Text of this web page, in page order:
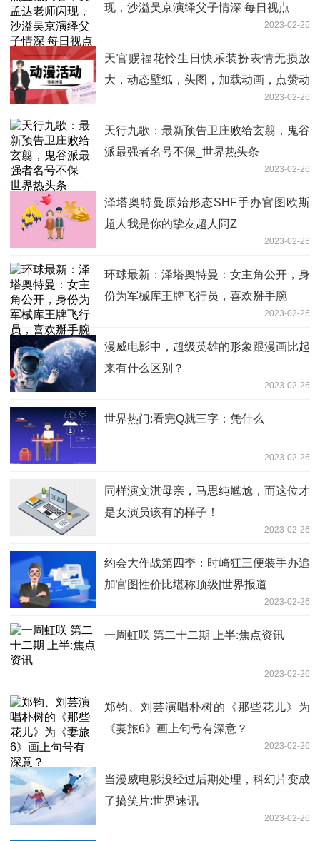
现，沙溢吴京演绎父子情深 每日视点
2023-02-26
天官赐福花怜生日快乐装扮表情无损放
大，动态壁纸，头图，加载动画，点赞动
2023-02-26
天行九歌：最新预告卫庄败给玄翦，鬼谷
派最强者名号不保_世界热头条
2023-02-26
泽塔奥特曼原始形态SHF手办官图欧斯
超人我是你的挚友超人阿Z
2023-02-26
环球最新：泽塔奥特曼：女主角公开，身
份为军械库王牌飞行员，喜欢掰手腕
2023-02-26
漫威电影中，超级英雄的形象跟漫画比起
来有什么区别？
2023-02-26
世界热门:看完Q就三字：凭什么
2023-02-26
同样演文淇母亲，马思纯尴尬，而这位才
是女演员该有的样子！
2023-02-26
约会大作战第四季：时崎狂三便装手办追
加官图性价比堪称顶级|世界报道
2023-02-26
一周虹咲 第二十二期 上半:焦点资讯
2023-02-26
郑钧、刘芸演唱朴树的《那些花儿》为
《妻旅6》画上句号有深意？
2023-02-26
当漫威电影没经过后期处理，科幻片变成
了搞笑片:世界速讯
2023-02-26